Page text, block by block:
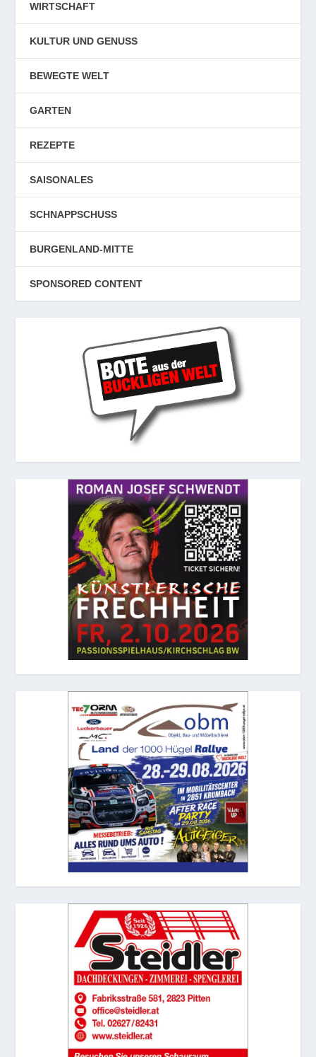
WIRTSCHAFT
KULTUR UND GENUSS
BEWEGTE WELT
GARTEN
REZEPTE
SAISONALES
SCHNAPPSCHUSS
BURGENLAND-MITTE
SPONSORED CONTENT